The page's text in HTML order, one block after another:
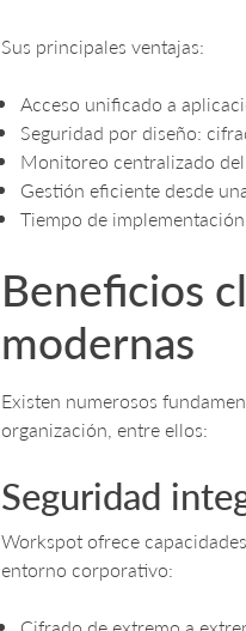
Sus principales ventajas:
Acceso unificado a
Seguridad por diseño:
Monitoreo centralizado
Gestión eficiente desde
Tiempo de
Beneficios
modernas
Existen numerosos
organización, entre ellos:
Seguridad
Workspot ofrece
entorno corporativo: